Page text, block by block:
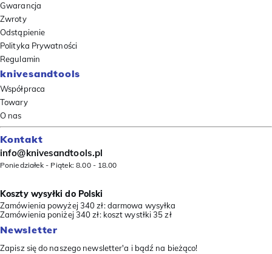
Gwarancja
Zwroty
Odstąpienie
Polityka Prywatności
Regulamin
knivesandtools
Współpraca
Towary
O nas
Kontakt
info@knivesandtools.pl
Poniedziałek - Piątek: 8.00 - 18.00
Koszty wysyłki do Polski
Zamówienia powyżej 340 zł: darmowa wysyłka
Zamówienia poniżej 340 zł: koszt wystłki 35 zł
Newsletter
Zapisz się do naszego newsletter'a i bądź na bieżąco!